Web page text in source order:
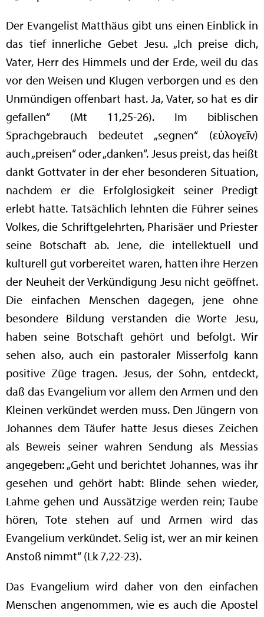
Der Evangelist Matthäus gibt uns einen Einblick in
das tief innerliche Gebet Jesu. „Ich preise dich,
Vater, Herr des Himmels und der Erde, weil du das
vor den Weisen und Klugen verborgen und es den
Unmündigen offenbart hast. Ja, Vater, so hat es dir
gefallen“ (Mt 11,25-26). Im biblischen
Sprachgebrauch bedeutet „segnen“ (εὐλογεῖν)
auch „preisen“ oder „danken“. Jesus preist, das heißt
dankt Gottvater in der eher besonderen Situation,
nachdem er die Erfolglosigkeit seiner Predigt
erlebt hatte. Tatsächlich lehnten die Führer seines
Volkes, die Schriftgelehrten, Pharisäer und Priester
seine Botschaft ab. Jene, die intellektuell und
kulturell gut vorbereitet waren, hatten ihre Herzen
der Neuheit der Verkündigung Jesu nicht geöffnet.
Die einfachen Menschen dagegen, jene ohne
besondere Bildung verstanden die Worte Jesu,
haben seine Botschaft gehört und befolgt. Wir
sehen also, auch ein pastoraler Misserfolg kann
positive Züge tragen. Jesus, der Sohn, entdeckt,
daß das Evangelium vor allem den Armen und den
Kleinen verkündet werden muss. Den Jüngern von
Johannes dem Täufer hatte Jesus dieses Zeichen
als Beweis seiner wahren Sendung als Messias
angegeben: „Geht und berichtet Johannes, was ihr
gesehen und gehört habt: Blinde sehen wieder,
Lahme gehen und Aussätzige werden rein; Taube
hören, Tote stehen auf und Armen wird das
Evangelium verkündet. Selig ist, wer an mir keinen
Anstoß nimmt“ (Lk 7,22-23).
Das Evangelium wird daher von den einfachen
Menschen angenommen, wie es auch die Apostel